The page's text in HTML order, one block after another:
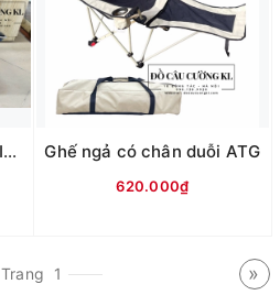
Ghế Simago chụm chân Inox (vàng nâu) Ghế ngả có chân duỗi ATG
620.000₫
Trang 1 »